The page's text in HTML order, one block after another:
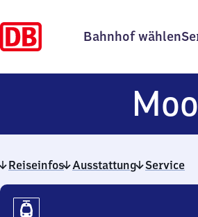
Bahnhof wählen
Reiseinfos Ausstattung Service
Reiseinfos